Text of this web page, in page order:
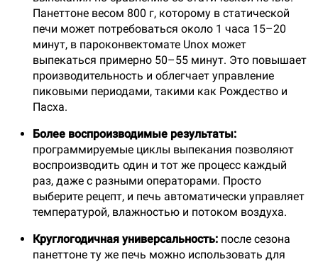
Панеттоне весом 800 г, которому в статической
печи может потребоваться около 1 часа 15–20
минут, в пароконвектомате Unox может
выпекаться примерно 50–55 минут. Это повышает
производительность и облегчает управление
пиковыми периодами, такими как Рождество и
Пасха.
Более воспроизводимые результаты:
программируемые циклы выпекания позволяют
воспроизводить один и тот же процесс каждый
раз, даже с разными операторами. Просто
выберите рецепт, и печь автоматически управляет
температурой, влажностью и потоком воздуха.
Круглогодичная универсальность: после сезона
панеттоне ту же печь можно использовать для